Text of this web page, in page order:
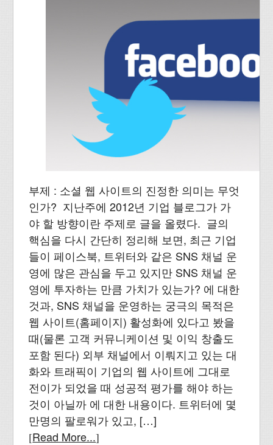
부제 : 소셜 웹 사이트의 진정한 의미는 무엇
인가? 지난주에 2012년 기업 블로그가 가
야 할 방향이란 주제로 글을 올렸다. 글의
핵심을 다시 간단히 정리해 보면, 최근 기업
들이 페이스북, 트위터와 같은 SNS 채널 운
영에 많은 관심을 두고 있지만 SNS 채널 운
영에 투자하는 만큼 가치가 있는가? 에 대한
것과, SNS 채널을 운영하는 궁극의 목적은
웹 사이트(홈페이지) 활성화에 있다고 봤을
때(물론 고객 커뮤니케이션 및 이익 창출도
포함 된다) 외부 채널에서 이뤄지고 있는 대
화와 트래픽이 기업의 웹 사이트에 그대로
전이가 되었을 때 성공적 평가를 해야 하는
것이 아닐까 에 대한 내용이다. 트위터에 몇
만명의 팔로워가 있고, […]
[Read More...]